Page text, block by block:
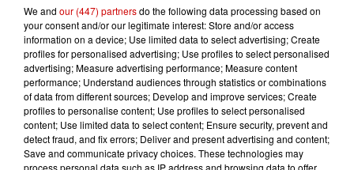
Gagnez vos entrées pour le
Musée du Sport Automobile au
Mans !
Alouette vous invite à
We and our (447) partnersdo the following data processing based on
your consent and/or our legitimate interest: Store and/or access
information on a device; Use limited data to select advertising; Create
profiles for personalised advertising; Use profiles to select personalised
advertising; Measure advertising performance; Measure content
performance; Understand audiences through statistics or combinations
of data from different sources; Develop and improve services; Create
profiles to personalise content; Use profiles to select personalised
content; Use limited data to select content; Ensure security, prevent and
detect fraud, and fix errors; Deliver and present advertising and content;
Save and communicate privacy choices. These technologies may
process personal data such as IP address and browsing data to offer